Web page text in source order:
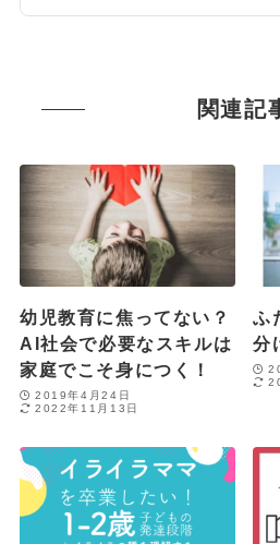
関連記
幼児教育に焦ってない？
AI社会で必要なスキルは
家庭でこそ身につく！
2019年4月24日
2022年11月13日
ふ
分